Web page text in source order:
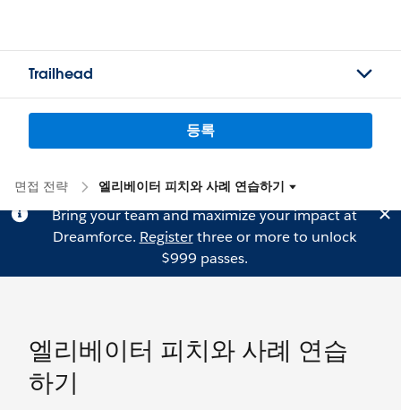
Trailhead
등록
면접 전략 엘리베이터 피치와 사례 연습하기
Bring your team and maximize your impact at
Dreamforce. Registerthree or more to unlock
$999 passes.
엘리베이터 피치와 사례 연습
하기